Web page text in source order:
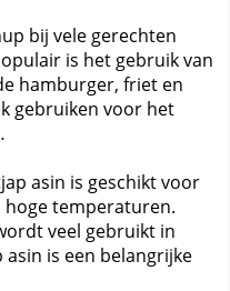
bij vele gerechten
is het gebruik van
hamburger, friet en
gebruiken voor het
asin is geschikt voor
hoge temperaturen.
veel gebruikt in
is een belangrijke